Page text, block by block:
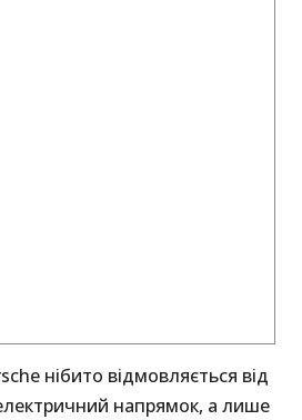
нібито відмовляється від
напрямок, а лише